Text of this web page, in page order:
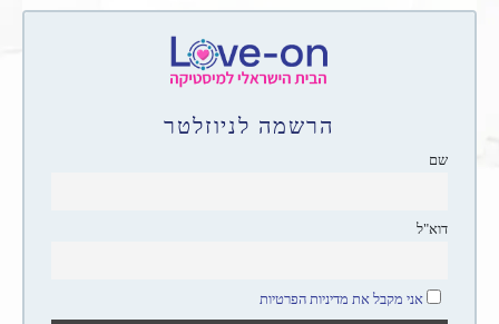
הרשמה לניוזלטר
שם
דוא"ל
אני מקבל את מדיניות הפרטיות